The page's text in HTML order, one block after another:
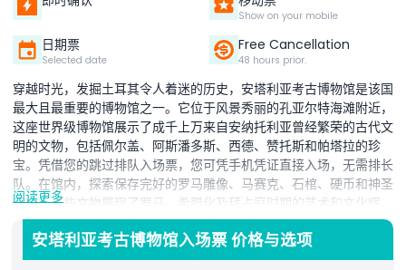
Show on your mobile
日期票
Selected date
Free Cancellation
48 hours prior.
穿越时光，发掘土耳其令人着迷的历史，安塔利亚考古博物馆是该国
最大且最重要的博物馆之一。它位于风景秀丽的孔亚尔特海滩附近，
这座世界级博物馆展示了成千上万来自安纳托利亚曾经繁荣的古代文
明的文物，包括佩尔盖、阿斯潘多斯、西德、赞托斯和帕塔拉的珍
宝。凭借您的跳过排队入场票，您可凭手机凭证直接入场，无需排长
队。在馆内，探索保存完好的罗马雕像、马赛克、石棺、硬币和神圣
遗物，这些文物展现了罗马、希腊化及拜占庭时期的艺术和文化辉
煌。非常适合历史爱好者、文化迷和家庭访客，这次自助游体验让您
能按自己的节奏参观室内外展厅。欣赏古代神祇和皇帝的精美雕塑，
漫步于不同年代主题展厅，沉浸于土耳其深厚的考古遗产。享受即时
阅读更多
安塔利亚考古博物馆入场票 价格与选项